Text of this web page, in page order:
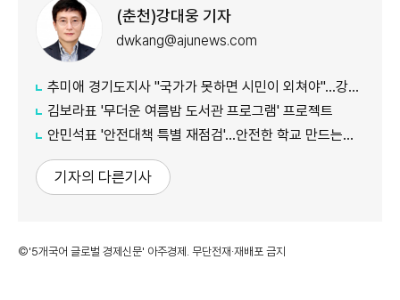
(춘천)강대웅 기자
dwkang@ajunews.com
추미애 경기도지사 "국가가 못하면 시민이 외쳐야"...강일출 할머니 흉상 앞 '연대' 강조
김보라표 '무더운 여름밤 도서관 프로그램' 프로젝트
안민석표 '안전대책 특별 재점검'...안전한 학교 만드는데 만전
기자의 다른기사
©'5개국어 글로벌 경제신문' 아주경제. 무단전재·재배포 금지